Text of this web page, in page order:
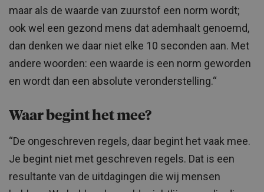
maar als de waarde van zuurstof een norm wordt;
ook wel een gezond mens dat ademhaalt genoemd,
dan denken we daar niet elke 10 seconden aan. Met
andere woorden: een waarde is een norm geworden
en wordt dan een absolute veronderstelling.“
Waar begint het mee?
“De ongeschreven regels, daar begint het vaak mee.
Je begint niet met geschreven regels. Dat is een
resultante van de uitdagingen die wij mensen